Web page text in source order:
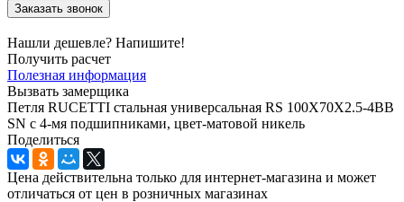
Заказать звонок
Нашли дешевле? Напишите!
Получить расчет
Полезная информация
Вызвать замерщика
Петля RUCETTI стальная универсальная RS 100X70X2.5-4BB
SN с 4-мя подшипниками, цвет-матовой никель
Поделиться
Цена действительна только для интернет-магазина и может
отличаться от цен в розничных магазинах